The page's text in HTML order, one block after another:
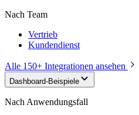
Nach Team
Vertrieb
Kundendienst
Alle 150+ Integrationen ansehen
Dashboard-Beispiele
Nach Anwendungsfall